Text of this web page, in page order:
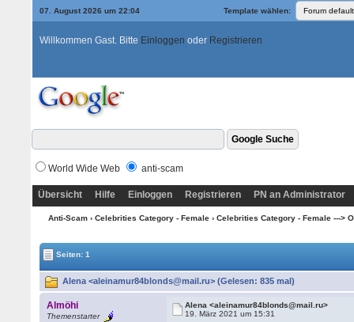
07. August 2026 um 22:04 Template wählen:
Willkommen Gast. Bitte Einloggen oder Registrieren
World Wide Web anti-scam
Übersicht Hilfe Einloggen Registrieren PN an Administrator
Anti-Scam› Celebrities Category - Female› Celebrities Category - Female ---> O
Seiten: 1
Alena <aleinamur84blonds@mail.ru> (Gelesen: 835 mal)
Almöhi
Themenstarter
Alena <aleinamur84blonds@mail.ru>
19. März 2021 um 15:31